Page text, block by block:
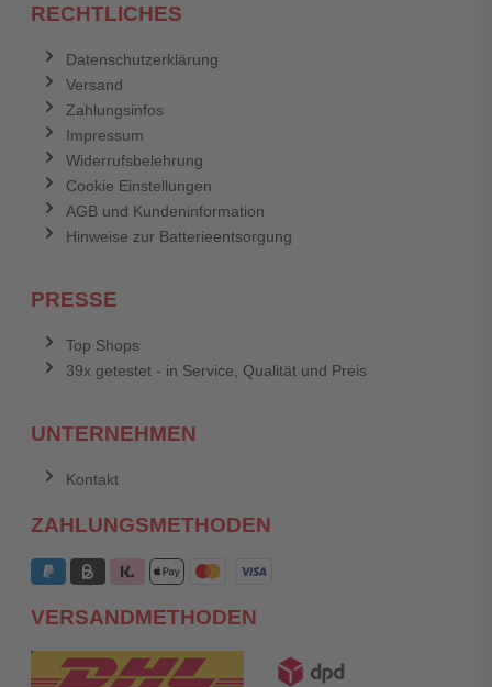
RECHTLICHES
Datenschutzerklärung
Versand
Zahlungsinfos
Impressum
Widerrufsbelehrung
Cookie Einstellungen
AGB und Kundeninformation
Hinweise zur Batterieentsorgung
PRESSE
Top Shops
39x getestet - in Service, Qualität und Preis
UNTERNEHMEN
Kontakt
ZAHLUNGSMETHODEN
VERSANDMETHODEN